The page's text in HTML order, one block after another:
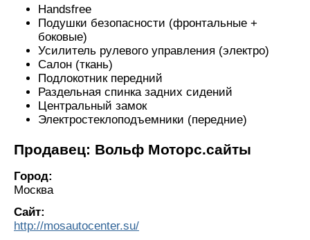
Handsfree
Подушки безопасности (фронтальные +
боковые)
Усилитель рулевого управления (электро)
Салон (ткань)
Подлокотник передний
Раздельная спинка задних сидений
Центральный замок
Электростеклоподъемники (передние)
Продавец: Вольф Моторс.сайты
Город:
Москва
Сайт:
http://mosautocenter.su/